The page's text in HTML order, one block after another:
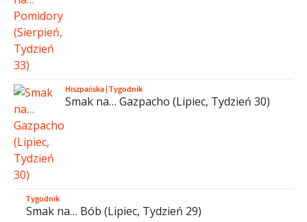
Hiszpańska|Tygodnik
Smak na… Gazpacho (Lipiec, Tydzień 30)
Tygodnik
Smak na… Bób (Lipiec, Tydzień 29)